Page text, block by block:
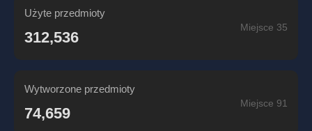
Użyte przedmioty
312,536
Miejsce 35
Wytworzone przedmioty
74,659
Miejsce 91